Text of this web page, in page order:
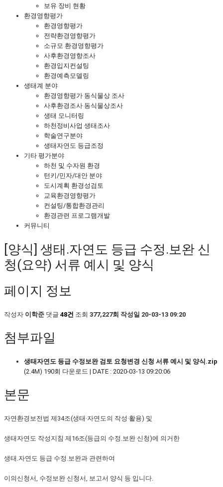
보유 장비 현황
환경영향평가
환경영향평가
전략환경영향평가
소규모 환경영향평가
사후환경영향조사
환경입지컨설팅
환경예측모델링
생태계 분야
환경영향평가 동식물상 조사
사후환경조사 동식물상조사
생태 모니터링
하천정비사업 생태조사
학술연구분야
생태자연도 등급조정
기타 평가분야
하천 및 수자원 환경
턴키/민자/대안 분야
도시계획 환경성검토
교육환경영향평가
컨설팅/통합환경관리
환경관련 프로그램개발
커뮤니티
[양식] 생태․자연도 등급 수정․보완 신
청(요약) 서류 예시 및 양식
페이지 정보
작성자 이학준 댓글 48건 조회 377,227회 작성일 20-03-13 09:20
첨부파일
생태자연도 등급 수정보완 검토 요청변경 신청 서류 예시 및 양식.zip
(2.4M) 190회 다운로드 | DATE : 2020-03-13 09:20:06
본문
자연환경보전법 제34조(생태·자연도의 작성·활용) 및
생태자연도 작성지침 제16조(등급의 수정․보완 신청)에 의거한
생태․자연도 등급 수정․보완과 관련하여
이의신청서, 수정보완 신청서, 보고서 양식 등 입니다.